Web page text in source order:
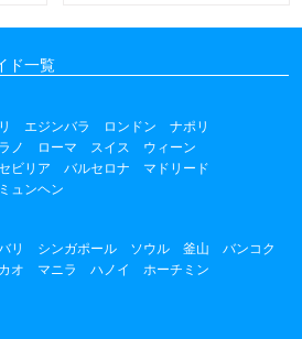
ド一覧
エジンバラ ロンドン
ナポリ
ノ ローマ スイス
ウィーン
ビリア バルセロナ
マドリード
ミュンヘン
リ シンガポール ソウル 釜山
バンコク
オ マニラ ハノイ
ホーチミン